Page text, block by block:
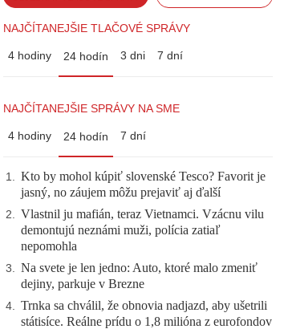
NAJČÍTANEJŠIE TLAČOVÉ SPRÁVY
4 hodiny 24 hodín 3 dni 7 dní
NAJČÍTANEJŠIE SPRÁVY NA SME
4 hodiny 24 hodín 7 dní
1. Kto by mohol kúpiť slovenské Tesco? Favorit je
jasný, no záujem môžu prejaviť aj ďalší
2. Vlastnil ju mafián, teraz Vietnamci. Vzácnu vilu
demontujú neznámi muži, polícia zatiaľ
nepomohla
3. Na svete je len jedno: Auto, ktoré malo zmeniť
dejiny, parkuje v Brezne
4. Trnka sa chválil, že obnovia nadjazd, aby ušetrili
státisíce. Reálne prídu o 1,8 milióna z eurofondov